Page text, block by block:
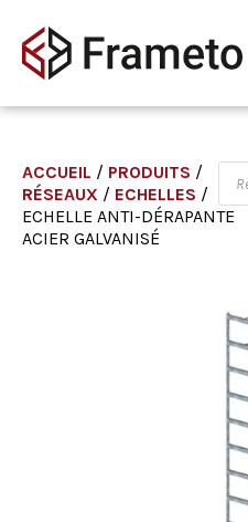
ACCUEIL / PRODUITS /
RÉSEAUX / ECHELLES /
ECHELLE ANTI-DÉRAPANTE
ACIER GALVANISÉ